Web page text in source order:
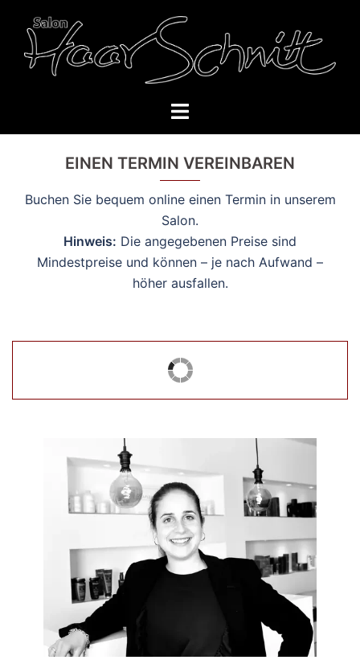
content
Toggle
EINEN TERMIN VEREINBAREN
Buchen Sie bequem online einen Termin in unserem
Salon.
Hinweis: Die angegebenen Preise sind
Mindestpreise und können – je nach Aufwand –
höher ausfallen.